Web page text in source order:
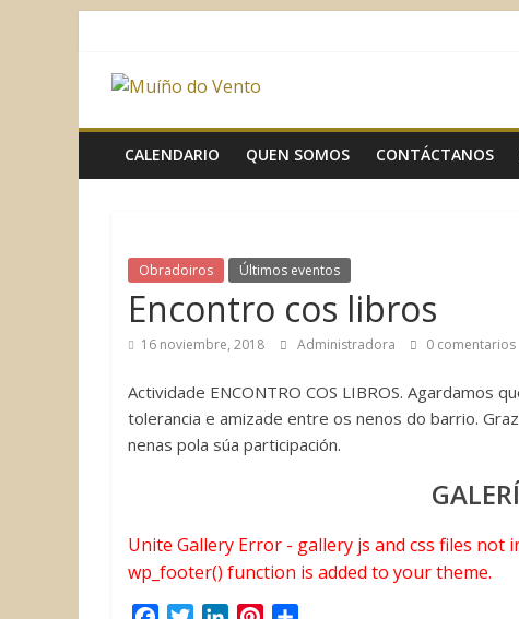
contenido
Muíño
do
Asociación
Sociocultural
CALENDARIO QUEN SOMOS CONTÁCTANOS
Obradoiros Últimos eventos
Encontro cos libros
16 noviembre, 2018 Administradora 0 comentarios
Actividade ENCONTRO COS LIBROS. Agardamos
tolerancia e amizade entre os nenos do barrio.
nenas pola súa participación.
Unite Gallery Error - gallery js and css files
wp_footer() function is added to your theme.